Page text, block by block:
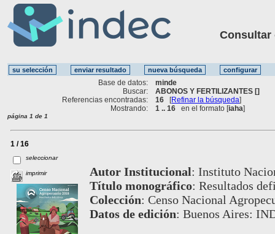
Consultar
Base de datos:
minde
Buscar:
ABONOS Y FERTILIZANTES []
Referencias encontradas:
16 [Refinar la búsqueda]
Mostrando:
1 .. 16 en el formato [iaha]
página 1 de 1
1 / 16
seleccionar
imprimir Autor Institucional: Instituto
Título monográfico: Resultados
Colección: Censo Nacional
Datos de edición: Buenos Aires: